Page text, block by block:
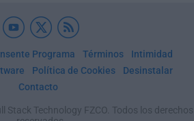
Programa Términos
Intimidad
Política de Cookies
Desinstalar
Contacto
Technology FZCO. Todos los derechos